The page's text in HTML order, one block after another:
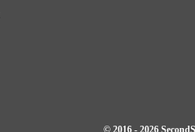
© 2016 - 2026